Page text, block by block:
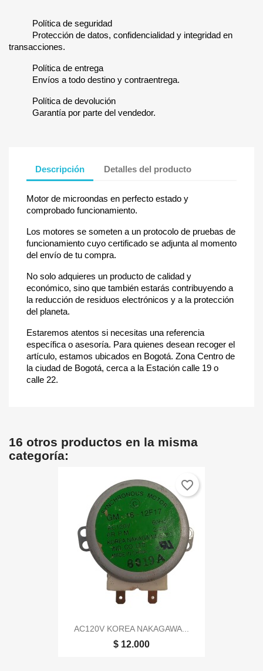
Política de seguridad
Protección de datos, confidencialidad y integridad en
transacciones.
Política de entrega
Envíos a todo destino y contraentrega.
Política de devolución
Garantía por parte del vendedor.
Descripción Detalles del producto
Motor de microondas en perfecto estado y
comprobado funcionamiento.
Los motores se someten a un protocolo de pruebas de
funcionamiento cuyo certificado se adjunta al momento
del envío de tu compra.
No solo adquieres un producto de calidad y
económico, sino que también estarás contribuyendo a
la reducción de residuos electrónicos y a la protección
del planeta.
Estaremos atentos si necesitas una referencia
específica o asesoría. Para quienes desean recoger el
artículo, estamos ubicados en Bogotá. Zona Centro de
la ciudad de Bogotá, cerca a la Estación calle 19 o
calle 22.
16 otros productos en la misma
categoría:
AC120V KOREA NAKAGAWA...
$ 12.000
favorite_border